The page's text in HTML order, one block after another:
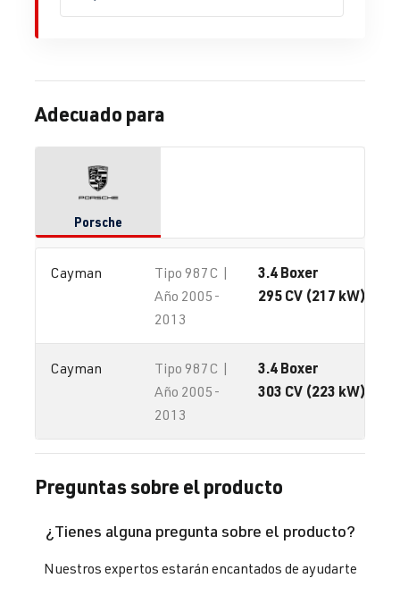
Adecuado para
Porsche
Cayman
Tipo 987C |
Año 2005-
2013
3.4 Boxer
295 CV (217 kW) /
Cayman
Tipo 987C |
Año 2005-
2013
3.4 Boxer
303 CV (223 kW) /
Preguntas sobre el producto
¿Tienes alguna pregunta sobre el producto?
Nuestros expertos estarán encantados de ayudarte